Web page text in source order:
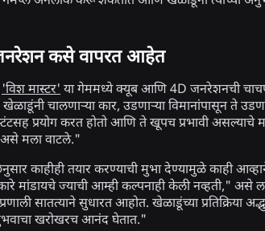
कसे वापरत आहेत
'विश मास्टर'या गेममध्ये क्यूब आणि 4D जनरेशनची
चालणाऱ्या कार, उडणाऱ्या विमानांपासून ते
प्रयोग करत होतो आणि ते खूपच प्रभावी
मला वाटले."
काहीही तयार करण्याची मुभा देण्यामुळे काही
मांडायचे ज्याची आम्ही कल्पनाही केली नव्हती,"
सातत्याने सुधारत आहोत. खेळाडूंच्या प्रतिक्रिया
खरोखरच आनंद घेतात."